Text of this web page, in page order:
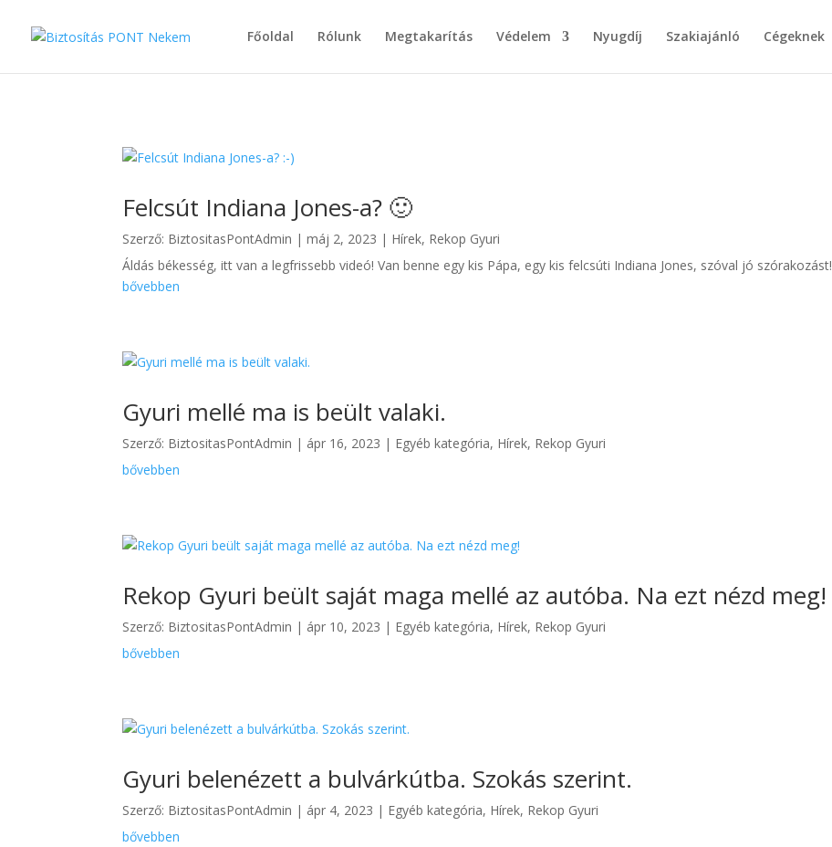
Főoldal Rólunk Megtakarítás Védelem Nyugdíj Szakiajánló Cégeknek
Felcsút Indiana Jones-a? 🙂
Szerző: BiztositasPontAdmin |máj 2, 2023 | Hírek, Rekop Gyuri
Áldás békesség, itt van a legfrissebb videó! Van benne egy kis Pápa, egy kis felcsúti Indiana Jones, szóval jó szórakozást!
bővebben
Gyuri mellé ma is beült valaki.
Szerző: BiztositasPontAdmin | ápr 16, 2023 | Egyéb kategória, Hírek, Rekop Gyuri
bővebben
Rekop Gyuri beült saját maga mellé az autóba. Na ezt nézd meg!
Szerző: BiztositasPontAdmin | ápr 10, 2023 | Egyéb kategória, Hírek, Rekop Gyuri
bővebben
Gyuri belenézett a bulvárkútba. Szokás szerint.
Szerző: BiztositasPontAdmin | ápr 4, 2023 | Egyéb kategória, Hírek, Rekop Gyuri
bővebben